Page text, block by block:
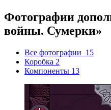
Фотографии
войны. Сумерки»
Все фотографии 15
Коробка 2
Компоненты 13